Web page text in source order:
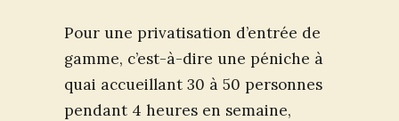
Pour une privatisation d’entrée de
gamme, c’est-à-dire une péniche à
quai accueillant 30 à 50 personnes
pendant 4 heures en semaine,